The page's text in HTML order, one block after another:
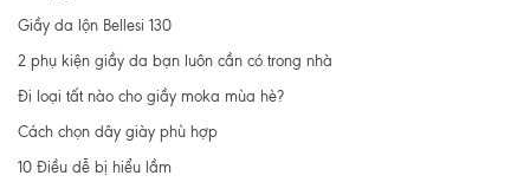
Giầy da lộn Bellesi 130
2 phụ kiện giầy da bạn luôn cần có trong nhà
Đi loại tất nào cho giầy moka mùa hè?
Cách chọn dây giày phù hợp
10 Điều dễ bị hiểu lầm